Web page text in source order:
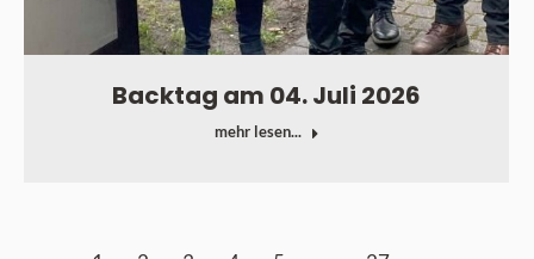
Backtag am 04. Juli 2026
mehr lesen...